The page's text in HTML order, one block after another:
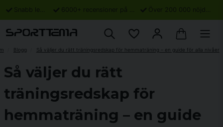
Snabb leverans 6000+ recensioner på Trustpilot Över 200 000 nöjda kunder
Blogg Så väljer du rätt träningsredskap för hemmaträning – en guide för alla nivåer
Så väljer du rätt
träningsredskap för
hemmaträning – en guide